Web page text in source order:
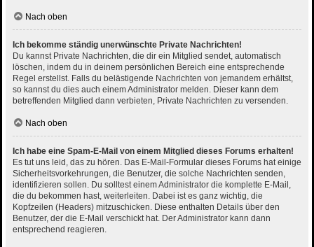
Nach oben
Ich bekomme ständig unerwünschte Private Nachrichten!
Du kannst Private Nachrichten, die dir ein Mitglied sendet, automatisch
löschen, indem du in deinem persönlichen Bereich eine entsprechende
Regel erstellst. Falls du belästigende Nachrichten von jemandem erhältst,
so kannst du dies auch einem Administrator melden. Dieser kann dem
betreffenden Mitglied dann verbieten, Private Nachrichten zu versenden.
Nach oben
Ich habe eine Spam-E-Mail von einem Mitglied dieses Forums erhalten!
Es tut uns leid, das zu hören. Das E-Mail-Formular dieses Forums hat einige
Sicherheitsvorkehrungen, die Benutzer, die solche Nachrichten senden,
identifizieren sollen. Du solltest einem Administrator die komplette E-Mail,
die du bekommen hast, weiterleiten. Dabei ist es ganz wichtig, die
Kopfzeilen (Headers) mitzuschicken. Diese enthalten Details über den
Benutzer, der die E-Mail verschickt hat. Der Administrator kann dann
entsprechend reagieren.